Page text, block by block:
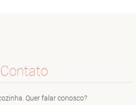
Contato
Quer falar conosco?